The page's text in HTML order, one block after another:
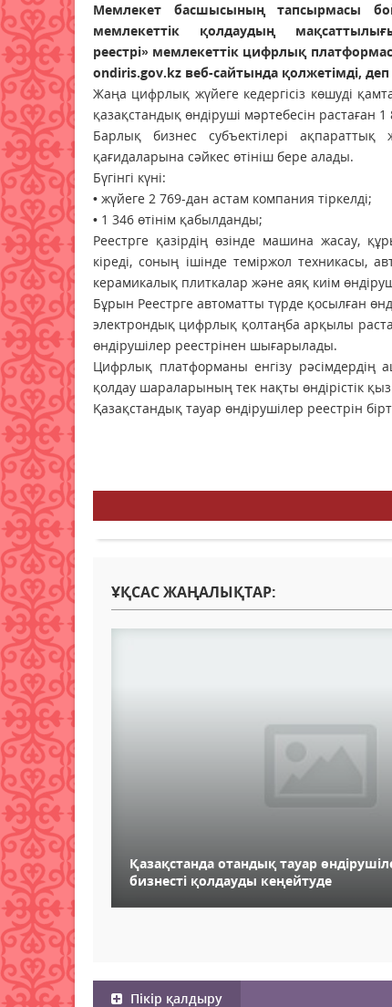
Мемлекет басшысының тапсырмасы
мемлекеттік қолдаудың
реестрі» мемлекеттік цифрлық
ondiris.gov.kz веб-сайтында қолжетімді,
Жаңа цифрлық жүйеге кедергісіз көшуді
қазақстандық өндіруші мәртебесін растаған
Барлық бизнес субъектілері ақпараттық
қағидаларына сәйкес өтініш бере алады.
Бүгінгі күні:
• жүйеге 2 769-дан астам компания тіркелді;
• 1 346 өтінім қабылданды;
Реестрге қазірдің өзінде машина жасау,
кіреді, соның ішінде теміржол техникасы,
керамикалық плиткалар және аяқ киім
Бұрын Реестрге автоматты түрде қосылған
электрондық цифрлық қолтаңба арқылы
өндірушілер реестрінен шығарылады.
Цифрлық платформаны енгізу рәсімдердің
қолдау шараларының тек нақты өндірістік
Қазақстандық тауар өндірушілер реестрін
ҰҚСАС ЖАҢАЛЫҚТАР:
Қазақстанда отандық тауар
бизнесті қолдауды кеңейтуде
Пікір қалдыру